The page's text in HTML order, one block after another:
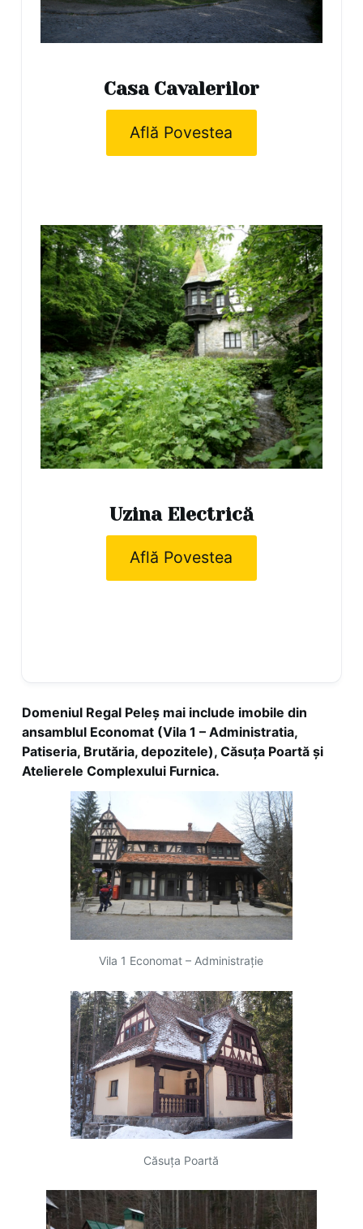
Casa Cavalerilor
Află Povestea
Uzina Electrică
Află Povestea
Domeniul Regal Peleș mai include imobile din
ansamblul Economat (Vila 1 – Administratia,
Patiseria, Brutăria, depozitele), Căsuța Poartă și
Atelierele Complexului Furnica.
Vila 1 Economat – Administrație
Căsuța Poartă